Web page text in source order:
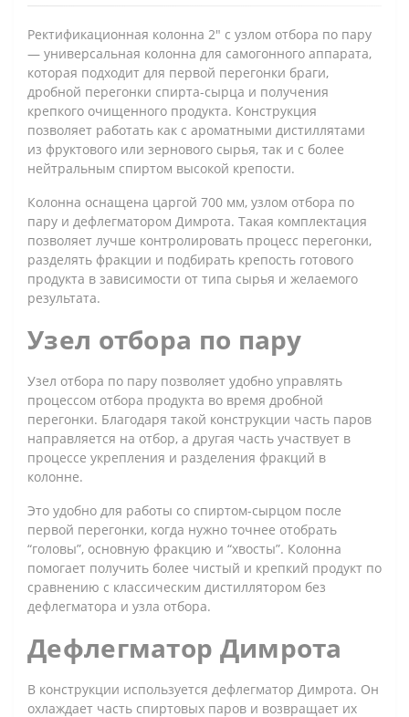
Ректификационная колонна 2" с узлом отбора по пару
— универсальная колонна для самогонного аппарата,
которая подходит для первой перегонки браги,
дробной перегонки спирта-сырца и получения
крепкого очищенного продукта. Конструкция
позволяет работать как с ароматными дистиллятами
из фруктового или зернового сырья, так и с более
нейтральным спиртом высокой крепости.
Колонна оснащена царгой 700 мм, узлом отбора по
пару и дефлегматором Димрота. Такая комплектация
позволяет лучше контролировать процесс перегонки,
разделять фракции и подбирать крепость готового
продукта в зависимости от типа сырья и желаемого
результата.
Узел отбора по пару
Узел отбора по пару позволяет удобно управлять
процессом отбора продукта во время дробной
перегонки. Благодаря такой конструкции часть паров
направляется на отбор, а другая часть участвует в
процессе укрепления и разделения фракций в
колонне.
Это удобно для работы со спиртом-сырцом после
первой перегонки, когда нужно точнее отобрать
“головы”, основную фракцию и “хвосты”. Колонна
помогает получить более чистый и крепкий продукт по
сравнению с классическим дистиллятором без
дефлегматора и узла отбора.
Дефлегматор Димрота
В конструкции используется дефлегматор Димрота. Он
охлаждает часть спиртовых паров и возвращает их